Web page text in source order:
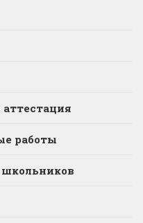
аттестация
работы